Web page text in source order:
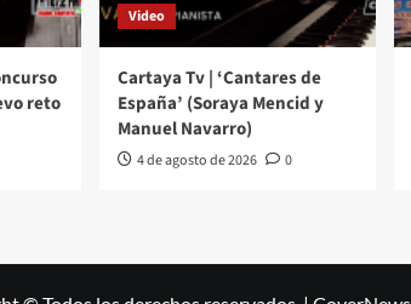
reto
Video
Cartaya Tv | ‘Cantares de
España’ (Soraya Mencid y
Manuel Navarro)
4 de agosto de 2026 0